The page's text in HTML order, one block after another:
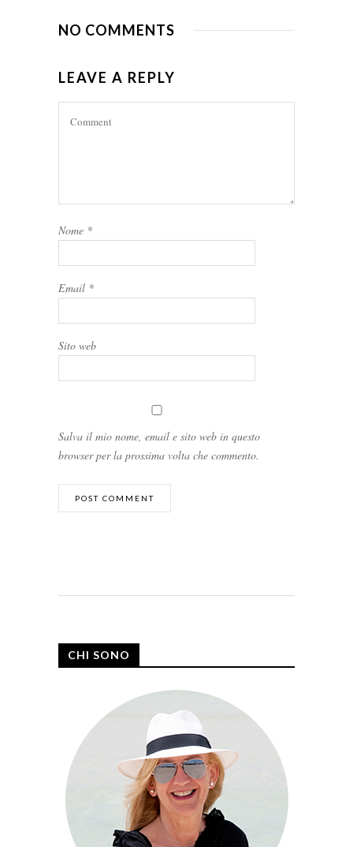
NO COMMENTS
LEAVE A REPLY
Nome *
Email *
Sito web
Salva il mio nome, email e sito web in questo
browser per la prossima volta che commento.
CHI SONO